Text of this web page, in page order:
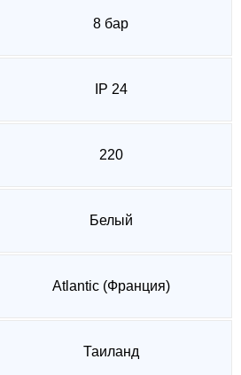
8 бар
IP 24
220
Белый
Atlantic (Франция)
Таиланд